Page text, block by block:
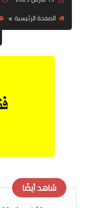
الصفحة الرئيسية
شاهد أيضًا